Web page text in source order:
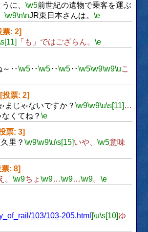
に、 \w5前世紀の遺物で乗客を運ぶ
\w9\n\nJR東日本さんは。 \e
票: 2]
「も」ではござらん。 \e
～‥\w5‥\w5‥\w5‥\w5\w9\w9\uこ
[投票: 2]
まじゃないですか？ \w9\w9\u\s[11] …
くてね？ \e
票: 3]
里？ \w9\w9\u\s[15]いや、 \w5意味
票: 8]
。 \w9ちょ \w9…\w9…\w9。 \e
103/103-205.html ]\u\s[10]ゆ